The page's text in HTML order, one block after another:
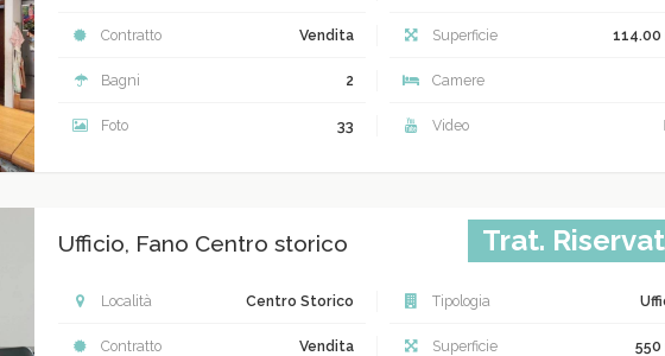
Contratto Vendita Superficie 114.00
Bagni 2 Camere
Foto 33 Video
Ufficio, Fano Centro storico Trat.
Località Centro Storico Tipologia
Contratto Vendita Superficie 550